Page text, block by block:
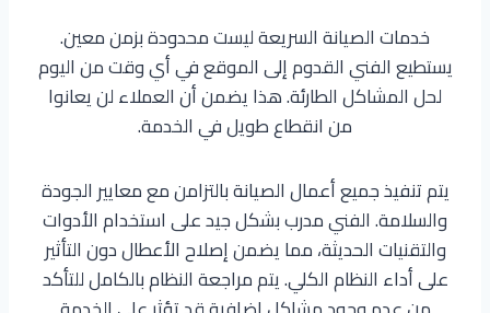
خدمات الصيانة السريعة ليست محدودة بزمن معين.
يستطيع الفني القدوم إلى الموقع في أي وقت من اليوم
لحل المشاكل الطارئة. هذا يضمن أن العملاء لن يعانوا
من انقطاع طويل في الخدمة.
يتم تنفيذ جميع أعمال الصيانة بالتزامن مع معايير الجودة
والسلامة. الفني مدرب بشكل جيد على استخدام الأدوات
والتقنيات الحديثة، مما يضمن إصلاح الأعطال دون التأثير
على أداء النظام الكلي. يتم مراجعة النظام بالكامل للتأكد